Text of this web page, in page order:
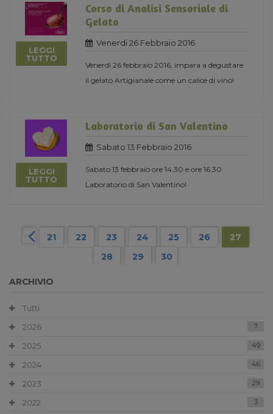
LEGGI
TUTTO
Corso di Analisi Sensoriale di
Gelato
Venerdi 26 Febbraio 2016
Venerdì 26 febbraio 2016, impara a degustare
il gelato Artigianale come un calice di vino!
LEGGI
TUTTO
Laboratorio di San Valentino
Sabato 13 Febbraio 2016
Sabato 13 febbraio ore 14.30 e ore 16.30
Laboratorio di San Valentino!
21 22 23 24 25 26
27
28
29 30
ARCHIVIO
Tutti
2026
7
2025 49
2024 46
2023 29
2022 3